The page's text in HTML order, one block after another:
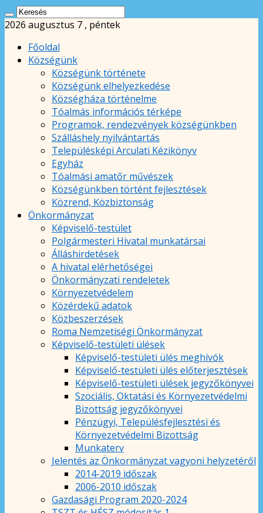
2026 augusztus 7 , péntek
Főoldal
Községünk
Községünk története
Községünk elhelyezkedése
Községháza történelme
Tóalmás információs térképe
Programok, rendezvények községünkben
Szálláshely nyilvántartás
Településképi Arculati Kézikönyv
Egyház
Tóalmási amatőr művészek
Községünkben történt fejlesztések
Közrend, Közbiztonság
Önkormányzat
Képviselő-testület
Polgármesteri Hivatal munkatársai
Álláshirdetések
A hivatal elérhetőségei
Önkormányzati rendeletek
Környezetvédelem
Közérdekű adatok
Közbeszerzések
Roma Nemzetiségi Önkormányzat
Képviselő-testületi ülések
Képviselő-testületi ülés meghívók
Képviselő-testületi ülés előterjesztések
Képviselő-testületi ülések jegyzőkönyvei
Szociális, Oktatási és Környezetvédelmi
Bizottság jegyzőkönyvei
Pénzügyi, Településfejlesztési és
Környezetvédelmi Bizottság
Munkaterv
Jelentés az Önkormányzat vagyoni helyzetéről
2014-2019 időszak
2006-2010 időszak
Gazdasági Program 2020-2024